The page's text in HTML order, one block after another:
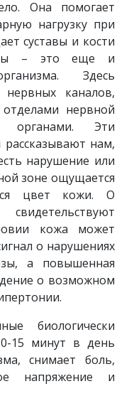
Она помогает
нагрузку при
суставы и кости
– это еще и
Здесь
нервных каналов,
нервной
органами. Эти
рассказывают нам,
нарушение или
зоне ощущается
цвет кожи. О
кожа может
о нарушениях
а повышенная
о возможном
биологически
15 минут в день
снимает боль,
напряжение и